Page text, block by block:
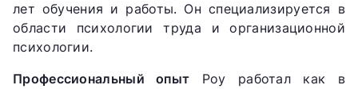
лет обучения и работы. Он специализируется в
области психологии труда и организационной
психологии.
Профессиональный опыт Роу работал как в